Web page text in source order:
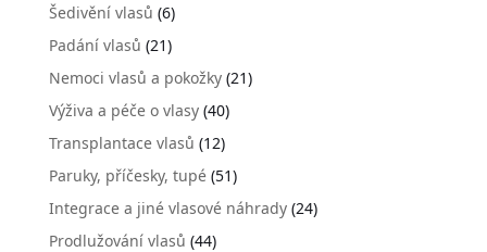
Šedivění vlasů (6)
Padání vlasů (21)
Nemoci vlasů a pokožky(21)
Výživa a péče o vlasy(40)
Transplantace vlasů (12)
Paruky, příčesky, tupé(51)
Integrace a jiné vlasové náhrady(24)
Prodlužování vlasů (44)